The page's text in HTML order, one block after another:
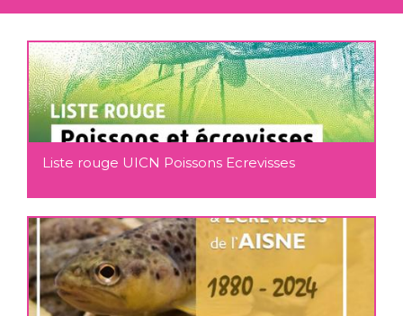
Liste rouge UICN Poissons Ecrevisses